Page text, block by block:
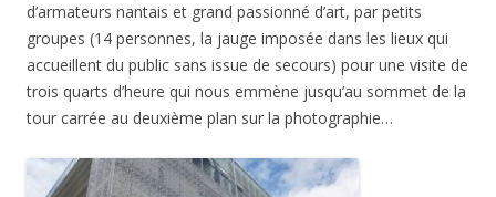
d’armateurs nantais et grand passionné d’art, par petits
groupes (14 personnes, la jauge imposée dans les lieux qui
accueillent du public sans issue de secours) pour une visite de
trois quarts d’heure qui nous emmène jusqu’au sommet de la
tour carrée au deuxième plan sur la photographie…